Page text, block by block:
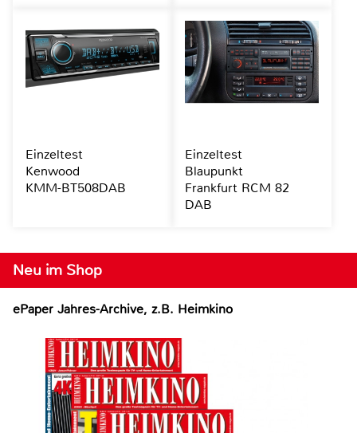
Neu im Shop
ePaper Jahres-Archive, z.B. Heimkino
Einzeltest
Kenwood
KMM-BT508DAB
Einzeltest
Blaupunkt
Frankfurt RCM 82
DAB